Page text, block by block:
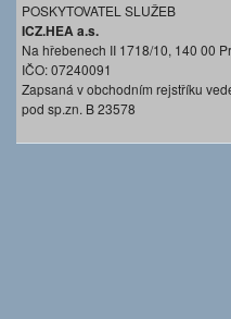
POSKYTOVATEL SLUŽEB
ICZ.HEA a.s.
Na hřebenech II 1718/10, 140 00
IČO: 07240091
Zapsaná v obchodním rejstříku
pod sp.zn. B 23578